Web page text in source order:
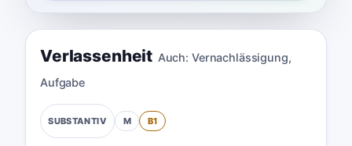
Verlassenheit Auch: Vernachlässigung,
Aufgabe
SUBSTANTIV M B1